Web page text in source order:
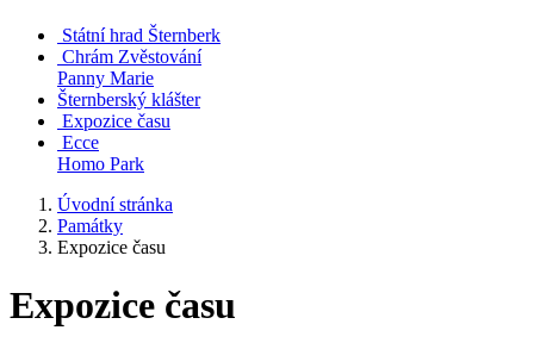
Státní hrad Šternberk
Chrám Zvěstování
Panny Marie
Šternberský klášter
Expozice času
Ecce
Homo Park
Úvodní stránka
Památky
Expozice času
Expozice času